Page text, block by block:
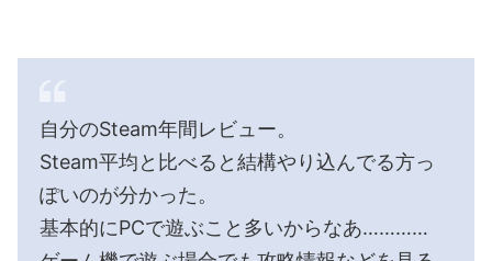
自分のSteam年間レビュー。
Steam平均と比べると結構やり込んでる方っ
ぽいのが分かった。
基本的にPCで遊ぶこと多いからなあ…………